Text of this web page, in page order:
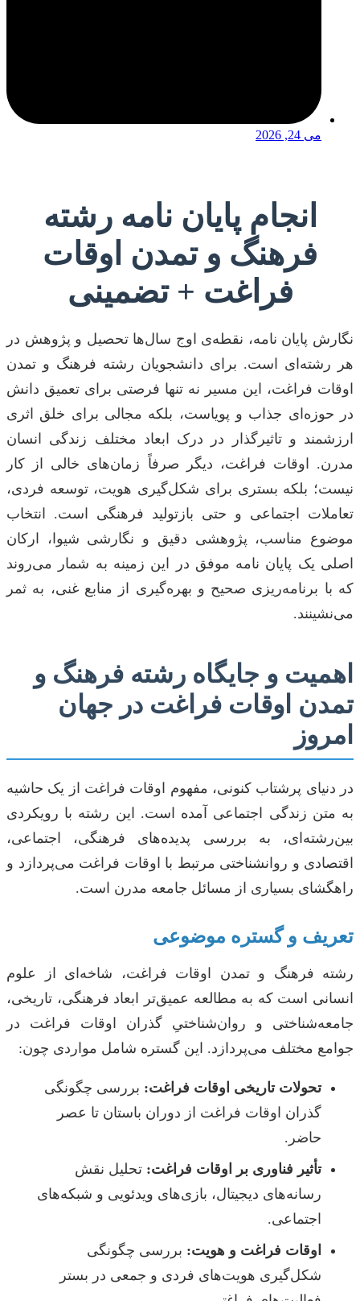
می 24, 2026
انجام پایان نامه رشته
فرهنگ و تمدن اوقات
فراغت + تضمینی
نگارش پایان نامه، نقطه‌ی اوج سال‌ها تحصیل و پژوهش در
هر رشته‌ای است. برای دانشجویان رشته فرهنگ و تمدن
اوقات فراغت، این مسیر نه تنها فرصتی برای تعمیق دانش
در حوزه‌ای جذاب و پویاست، بلکه مجالی برای خلق اثری
ارزشمند و تاثیرگذار در درک ابعاد مختلف زندگی انسان
مدرن. اوقات فراغت، دیگر صرفاً زمان‌های خالی از کار
نیست؛ بلکه بستری برای شکل‌گیری هویت، توسعه فردی،
تعاملات اجتماعی و حتی بازتولید فرهنگی است. انتخاب
موضوع مناسب، پژوهشی دقیق و نگارشی شیوا، ارکان
اصلی یک پایان نامه موفق در این زمینه به شمار می‌روند
که با برنامه‌ریزی صحیح و بهره‌گیری از منابع غنی، به ثمر
می‌نشینند.
اهمیت و جایگاه رشته فرهنگ و
تمدن اوقات فراغت در جهان
امروز
در دنیای پرشتاب کنونی، مفهوم اوقات فراغت از یک حاشیه
به متن زندگی اجتماعی آمده است. این رشته با رویکردی
بین‌رشته‌ای، به بررسی پدیده‌های فرهنگی، اجتماعی،
اقتصادی و روانشناختی مرتبط با اوقات فراغت می‌پردازد و
راهگشای بسیاری از مسائل جامعه مدرن است.
تعریف و گستره موضوعی
رشته فرهنگ و تمدن اوقات فراغت، شاخه‌ای از علوم
انسانی است که به مطالعه عمیق‌تر ابعاد فرهنگی، تاریخی،
جامعه‌شناختی و روان‌شناختیِ گذران اوقات فراغت در
جوامع مختلف می‌پردازد. این گستره شامل مواردی چون:
تحولات تاریخی اوقات فراغت: بررسی چگونگی
گذران اوقات فراغت از دوران باستان تا عصر
حاضر.
تأثیر فناوری بر اوقات فراغت: تحلیل نقش
رسانه‌های دیجیتال، بازی‌های ویدئویی و شبکه‌های
اجتماعی.
اوقات فراغت و هویت: بررسی چگونگی
شکل‌گیری هویت‌های فردی و جمعی در بستر